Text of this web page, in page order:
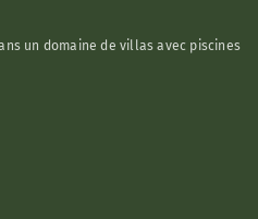
un domaine de villas avec piscines